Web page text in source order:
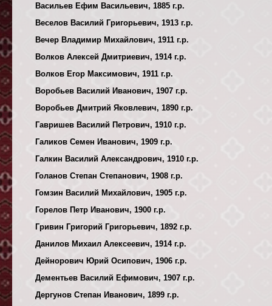
Васильев Ефим Васильевич, 1885 г.р.
Веселов Василий Григорьевич, 1913 г.р.
Вечер Владимир Михайлович, 1911 г.р.
Волков Алексей Дмитриевич, 1914 г.р.
Волков Егор Максимович, 1911 г.р.
Воробьев Василий Иванович, 1907 г.р.
Воробьев Дмитрий Яковлевич, 1890 г.р.
Гавришев Василий Петрович, 1910 г.р.
Галиков Семен Иванович, 1909 г.р.
Галкин Василий Александрович, 1910 г.р.
Голанов Степан Степанович, 1908 г.р.
Гомзин Василий Михайлович, 1905 г.р.
Горелов Петр Иванович, 1900 г.р.
Гривин Григорий Григорьевич, 1892 г.р.
Данилов Михаил Алексеевич, 1914 г.р.
Дейнорович Юрий Осипович, 1906 г.р.
Дементьев Василий Ефимович, 1907 г.р.
Дергунов Степан Иванович, 1899 г.р.